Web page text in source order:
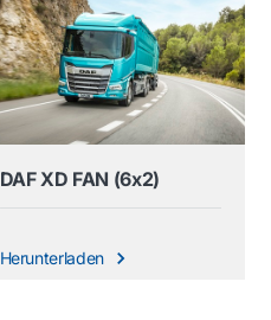
DAF XD FAN (6x2)
Herunterladen